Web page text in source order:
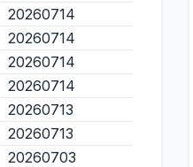
20260714
20260714
20260714
20260714
20260713
20260713
20260703